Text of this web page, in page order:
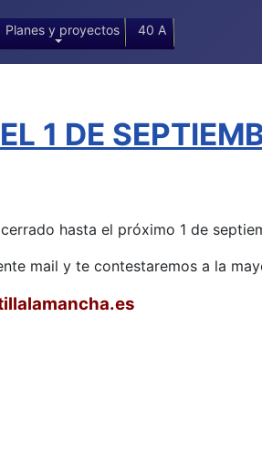
Planes y proyectos 40 A
1 DE
hasta el próximo 1 de
mail y te contestaremos a la